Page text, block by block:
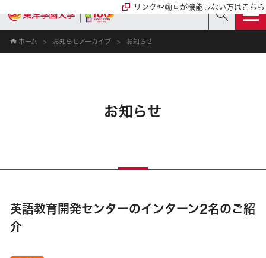
ホーム お知らせアーカイブ お知らせ
お知らせ
英語教育開発センターのインターン2名のご紹
介
リンクや動画が機能しない方はこちら